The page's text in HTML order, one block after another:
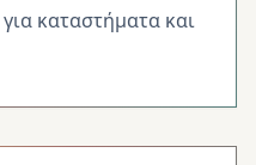
καταστήματα και